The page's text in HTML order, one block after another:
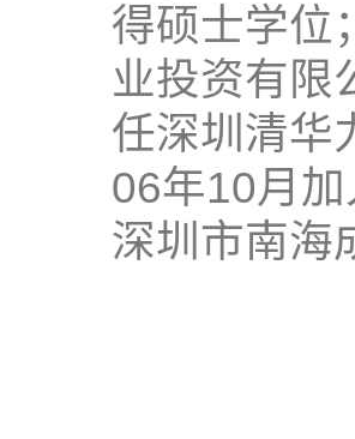
得硕士学位
业投资有限
任深圳清华
06年10月
深圳市南海